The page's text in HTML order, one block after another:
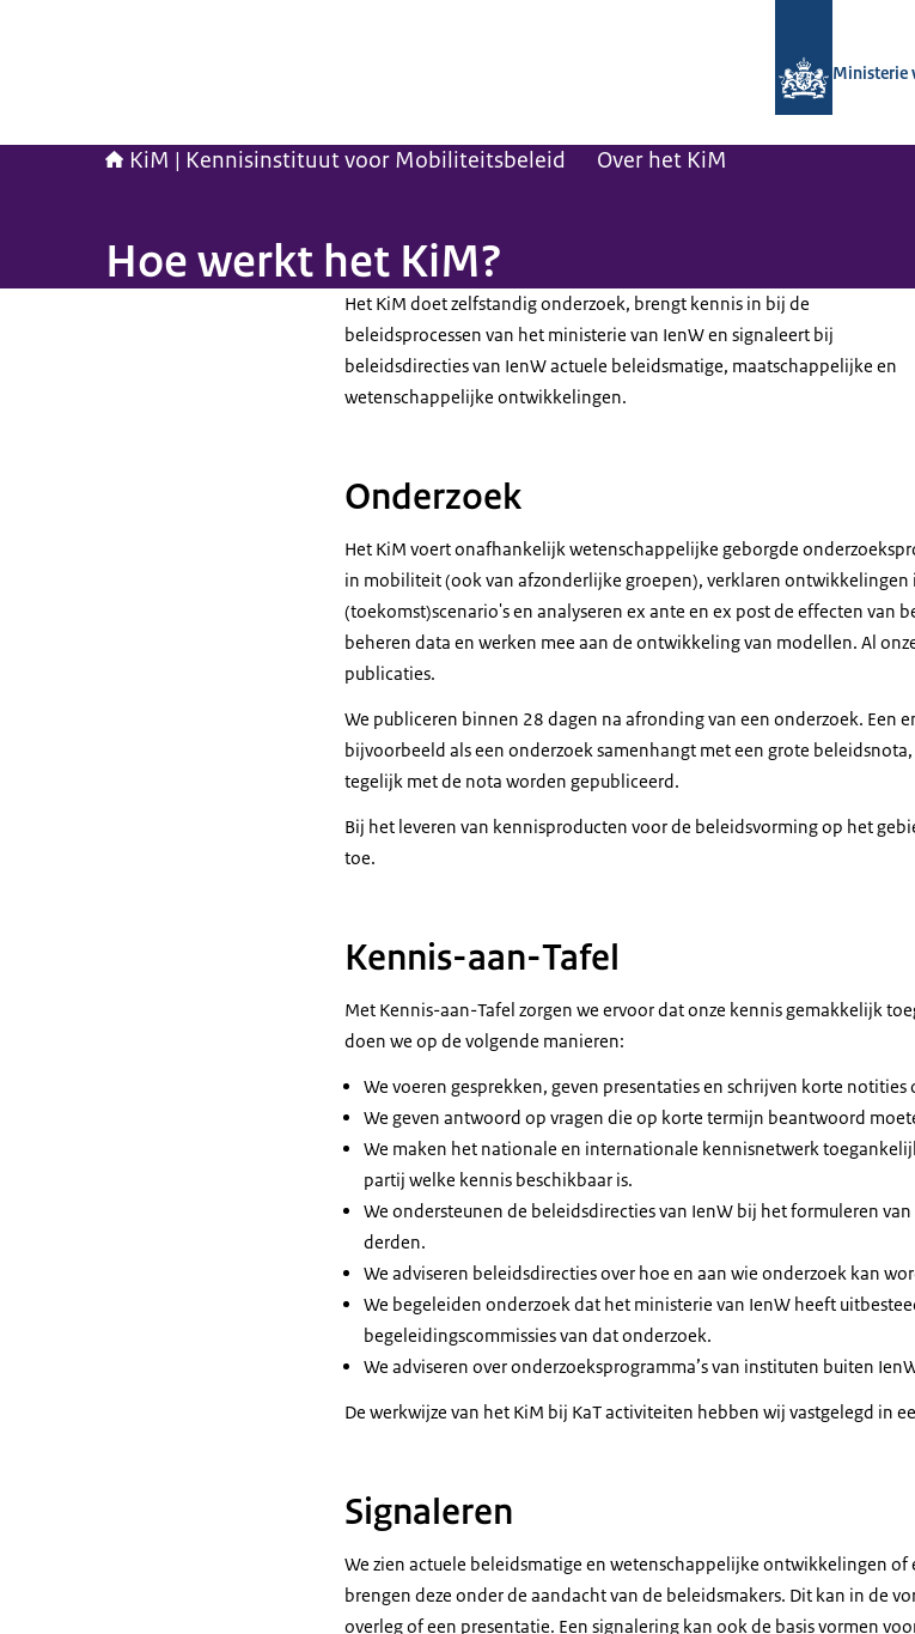
Ministerie
KiM | Kennisinstituut voor Mobiliteitsbeleid Over het KiM
Hoe werkt het KiM?
Het KiM doet zelfstandig onderzoek, brengt kennis in bij de
beleidsprocessen van het ministerie van IenW en signaleert bij
beleidsdirecties van IenW actuele beleidsmatige, maatschappelijke en
wetenschappelijke ontwikkelingen.
Onderzoek
Het KiM voert onafhankelijk wetenschappelijke geborgde
in mobiliteit (ook van afzonderlijke groepen), verklaren ontwikkelingen
(toekomst)scenario's en analyseren ex ante en ex post de effecten van
beheren data en werken mee aan de ontwikkeling van modellen. Al
publicaties.
We publiceren binnen 28 dagen na afronding van een onderzoek. Een
bijvoorbeeld als een onderzoek samenhangt met een grote
tegelijk met de nota worden gepubliceerd.
Bij het leveren van kennisproducten voor de beleidsvorming op het
toe.
Kennis-aan-Tafel
Met Kennis-aan-Tafel zorgen we ervoor dat onze kennis gemakkelijk
doen we op de volgende manieren:
We voeren gesprekken, geven presentaties en schrijven korte notities
We geven antwoord op vragen die op korte termijn beantwoord
We maken het nationale en internationale kennisnetwerk
partij welke kennis beschikbaar is.
We ondersteunen de beleidsdirecties van IenW bij het formuleren
derden.
We adviseren beleidsdirecties over hoe en aan wie onderzoek kan
We begeleiden onderzoek dat het ministerie van IenW heeft
begeleidingscommissies van dat onderzoek.
We adviseren over onderzoeksprogramma’s van instituten buiten
De werkwijze van het KiM bij KaT activiteiten hebben wij vastgelegd in
Signaleren
We zien actuele beleidsmatige en wetenschappelijke ontwikkelingen
brengen deze onder de aandacht van de beleidsmakers. Dit kan in de
overleg of een presentatie. Een signalering kan ook de basis vormen